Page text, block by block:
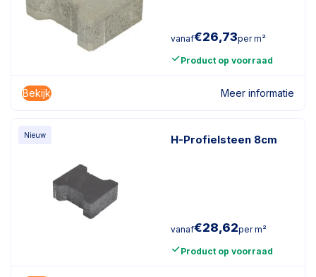
vanaf€26,73per m²
Product op voorraad
Bekijk Meer informatie
Nieuw H-Profielsteen 8cm
vanaf€28,62per m²
Product op voorraad